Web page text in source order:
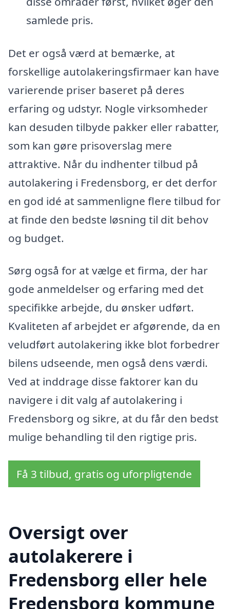
samlede pris.
Det er også værd at bemærke, at
forskellige autolakeringsfirmaer kan have
varierende priser baseret på deres
erfaring og udstyr. Nogle virksomheder
kan desuden tilbyde pakker eller rabatter,
som kan gøre prisoverslag mere
attraktive. Når du indhenter tilbud på
autolakering i Fredensborg, er det derfor
en god idé at sammenligne flere tilbud for
at finde den bedste løsning til dit behov
og budget.
Sørg også for at vælge et firma, der har
gode anmeldelser og erfaring med det
specifikke arbejde, du ønsker udført.
Kvaliteten af arbejdet er afgørende, da en
veludført autolakering ikke blot forbedrer
bilens udseende, men også dens værdi.
Ved at inddrage disse faktorer kan du
navigere i dit valg af autolakering i
Fredensborg og sikre, at du får den bedst
mulige behandling til den rigtige pris.
Få 3 tilbud, gratis og uforpligtende
Oversigt over
autolakerere i
Fredensborg eller hele
Fredensborg kommune